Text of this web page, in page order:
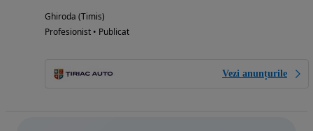
Ghiroda (Timis)
Profesionist • Publicat
Vezi anunțurile